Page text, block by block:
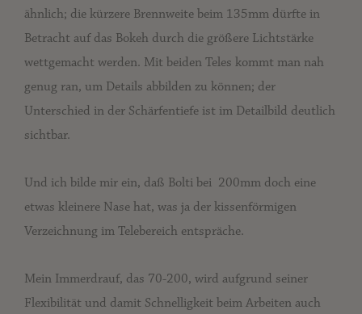
ähnlich; die kürzere Brennweite beim 135mm dürfte in
Betracht auf das Bokeh durch die größere Lichtstärke
wettgemacht werden. Mit beiden Teles kommt man nah
genug ran, um Details abbilden zu können; der
Unterschied in der Schärfentiefe ist im Detailbild deutlich
sichtbar.
Und ich bilde mir ein, daß Bolti bei 200mm doch eine
etwas kleinere Nase hat, was ja der kissenförmigen
Verzeichnung im Telebereich entspräche.
Mein Immerdrauf, das 70-200, wird aufgrund seiner
Flexibilität und damit Schnelligkeit beim Arbeiten auch